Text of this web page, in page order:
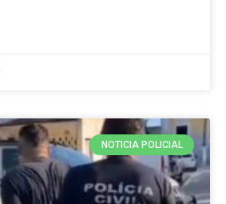
NOTICIA POLICIAL